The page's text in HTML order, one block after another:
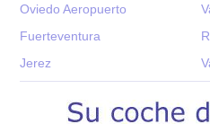
Oviedo Aeropuerto
Fuerteventura
Jerez